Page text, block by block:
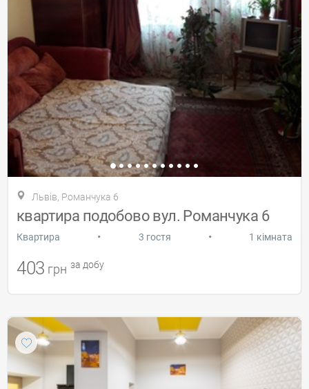
Львів, Романчука 6
квартира подобово вул. Романчука 6
Квартира • 3 гостя • 1 кімната
403 грн за добу